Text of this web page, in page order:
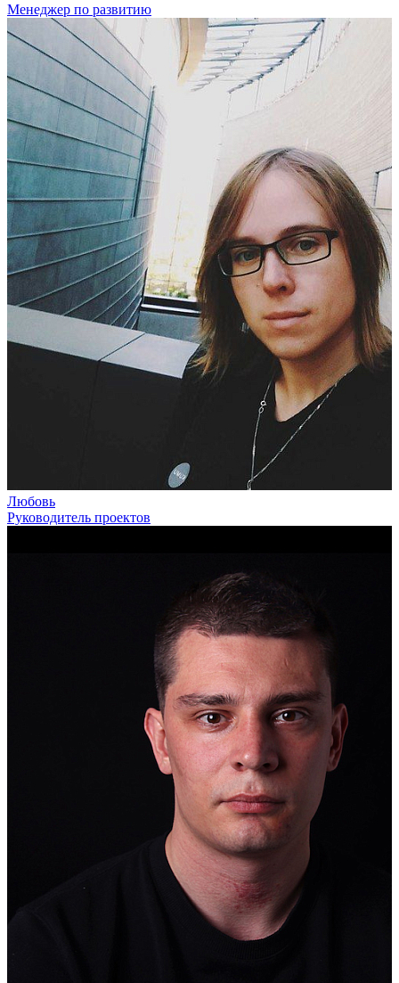
Менеджер по развитию
Любовь
Руководитель проектов